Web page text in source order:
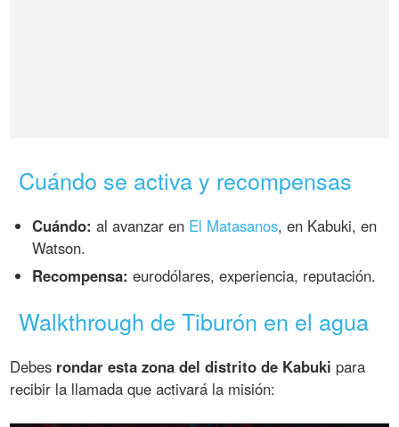
Cuándo se activa y recompensas
Cuándo: al avanzar en El Matasanos, en Kabuki, en
Watson.
Recompensa: eurodólares, experiencia, reputación.
Walkthrough de Tiburón en el agua
Debes rondar esta zona del distrito de Kabuki para
recibir la llamada que activará la misión: